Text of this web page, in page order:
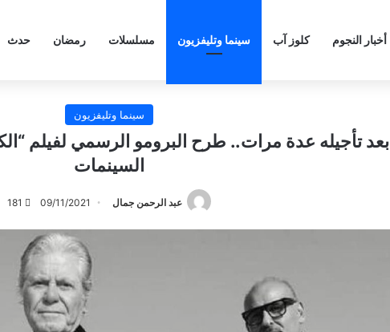
أخبار النجوم كلوز آب سينما وتليفزيون مسلسلات رمضان حدث
سينما وتليفزيون
بعد تأجيله عدة مرات.. طرح البرومو الرسمي لفيلم
السينمات
عبد الرحمن جمال 09/11/2021
181